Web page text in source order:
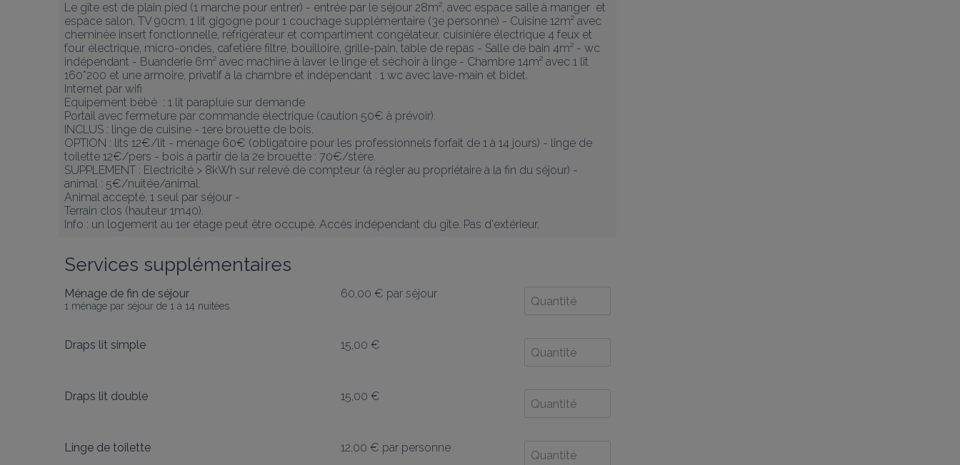
Le gîte est de plain pied (1 marche pour entrer) - entrée par le séjour 28m², avec espace salle à manger  et
espace salon, TV 90cm, 1 lit gigogne pour 1 couchage supplémentaire (3e personne) - Cuisine 12m² avec
cheminée insert fonctionnelle, réfrigérateur et compartiment congélateur, cuisinière électrique 4 feux et
four électrique, micro-ondes, cafetière filtre, bouilloire, grille-pain, table de repas - Salle de bain 4m² - wc
indépendant - Buanderie 6m² avec machine à laver le linge et séchoir à linge - Chambre 14m² avec 1 lit
160*200 et une armoire, privatif à la chambre et indépendant : 1 wc avec lave-main et bidet.
Internet par wifi
Équipement bébé  : 1 lit parapluie sur demande
Portail avec fermeture par commande électrique (caution 50€ à prévoir).
INCLUS : linge de cuisine - 1ere brouette de bois.
OPTION : lits 12€/lit - ménage 60€ (obligatoire pour les professionnels forfait de 1 à 14 jours) - linge de
toilette 12€/pers - bois à partir de la 2e brouette : 70€/stère.
SUPPLEMENT : Electricité > 8kWh sur relevé de compteur (à régler au propriétaire à la fin du séjour) -
animal : 5€/nuitée/animal.
Animal accepté, 1 seul par séjour -
Terrain clos (hauteur 1m40).
Info : un logement au 1er étage peut être occupé. Accès indépendant du gîte. Pas d'extérieur.
Services supplémentaires
Ménage de fin de séjour
1 ménage par séjour de 1 à 14 nuitées.
60,00 € par séjour
Draps lit simple 15,00 €
Draps lit double 15,00 €
Linge de toilette 12,00 € par personne